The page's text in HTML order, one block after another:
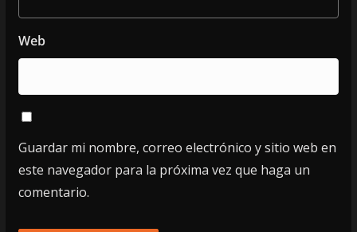
Web
Guardar mi nombre, correo electrónico y sitio web en
este navegador para la próxima vez que haga un
comentario.